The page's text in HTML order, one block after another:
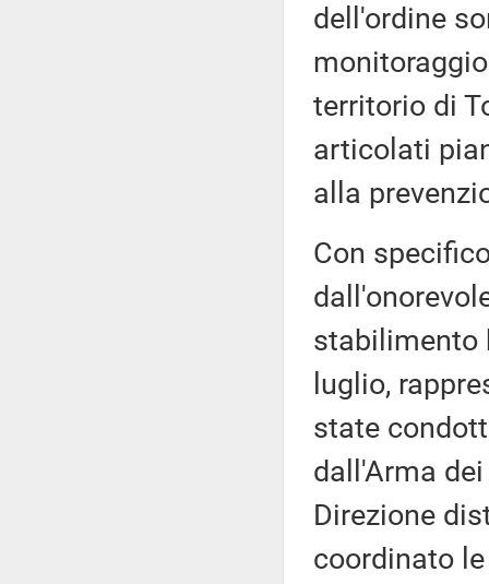
dell'ordine
territorio di
articolati
alla
Con
stabilimento
luglio,
state
dall'Arma
Direzione
coordinato